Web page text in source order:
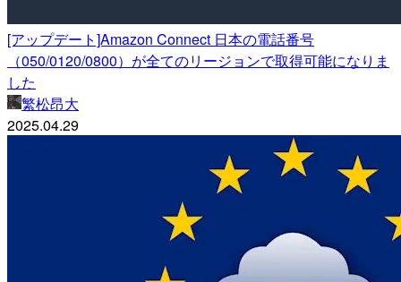
[アップデート]Amazon Connect 日本の電話番号
（050/0120/0800）が全てのリージョンで取得可能になりま
した
繁松昂大
2025.04.29